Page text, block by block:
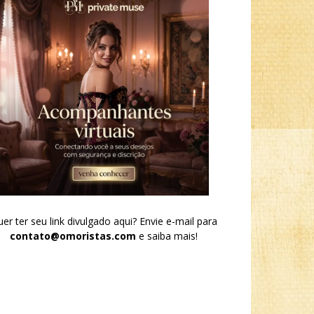
ter seu link divulgado aqui? Envie e-mail para
contato@omoristas.com e saiba mais!